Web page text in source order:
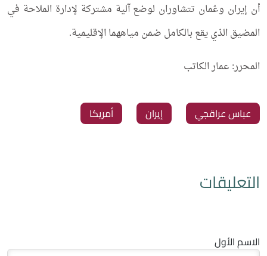
أن إيران وعُمان تتشاوران لوضع آلية مشتركة لإدارة الملاحة في
المضيق الذي يقع بالكامل ضمن مياههما الإقليمية.
المحرر: عمار الكاتب
عباس عراقجي ‏إيران ‏أمريكا
التعليقات
الاسم الأول